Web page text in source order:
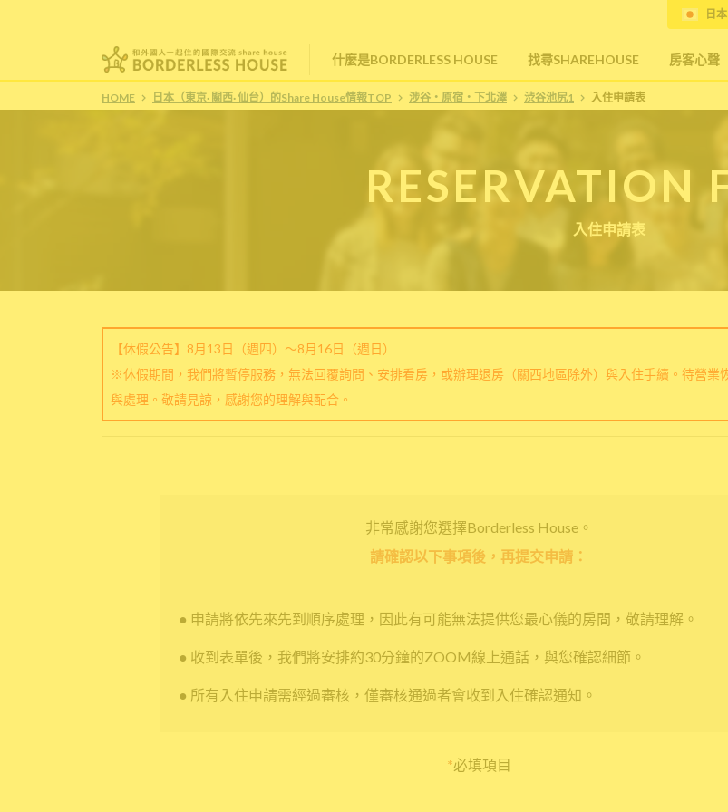
什麼是BORDERLESS HOUSE 找尋SHAREHOUSE 房客心聲
日
HOME 日本（東京· 關西· 仙台）的Share House情報TOP 涉谷・原宿・下北澤 渋谷池尻1 入住申請表
RESERVATION
入住申請表
【休假公告】8月13日（週四）～8月16日（週日）
※休假期間，我們將暫停服務，無法回覆詢問、安排看房，或辦理退房（關西地區除外）與入住手續。待營業
與處理。敬請見諒，感謝您的理解與配合。
非常感謝您選擇Borderless House。
請確認以下事項後，再提交申請：
● 申請將依先來先到順序處理，因此有可能無法提供您最心儀的房間，敬請理解。
● 收到表單後，我們將安排約30分鐘的ZOOM線上通話，與您確認細節。
● 所有入住申請需經過審核，僅審核通過者會收到入住確認通知。
*必填項目